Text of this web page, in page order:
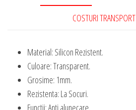
COSTURI TRANSPORT
Material: Silicon Rezistent.
Culoare: Transparent.
Grosime: 1mm.
Rezistenta: La Socuri.
Functii: Anti alunecare.